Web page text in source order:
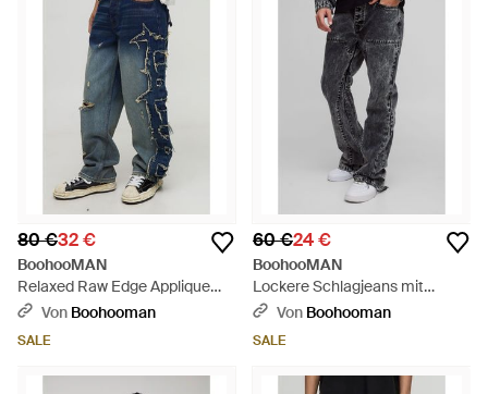
80 €32 €
BoohooMAN
Relaxed Raw Edge Applique
Denim Jeans - Blau
Von Boohooman
SALE
60 €24 €
BoohooMAN
Lockere Schlagjeans mit
Farbspritzern - Schwarz
Von Boohooman
SALE